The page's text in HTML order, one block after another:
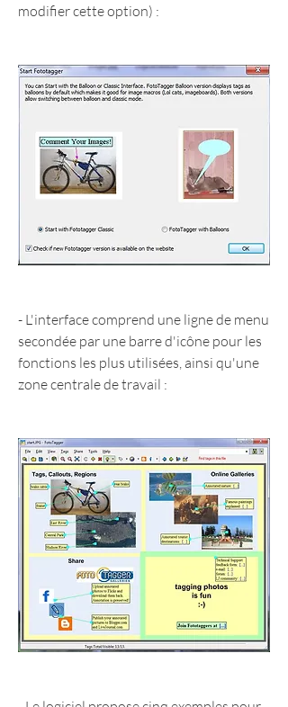
modifier cette option) :
- L'interface comprend une ligne de menu
secondée par une barre d'icône pour les
fonctions les plus utilisées, ainsi qu'une
zone centrale de travail :